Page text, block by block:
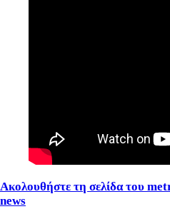
Ακολουθήστε τη σελίδα του
news